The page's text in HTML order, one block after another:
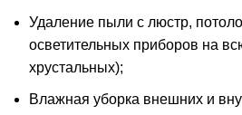
Удаление пыли с люстр,
осветительных приборов на
хрустальных);
Влажная уборка внешних и